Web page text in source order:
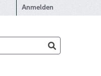
Anmelden